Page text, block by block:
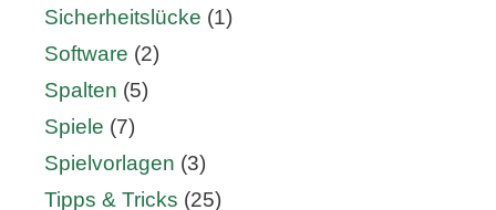
Sicherheitslücke (1)
Software (2)
Spalten (5)
Spiele (7)
Spielvorlagen (3)
Tipps & Tricks (25)